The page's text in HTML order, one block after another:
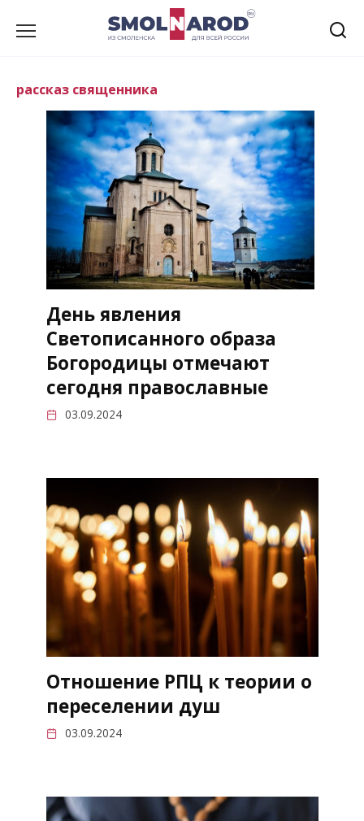
рассказ священника
День явления
Светописанного образа
Богородицы отмечают
сегодня православные
03.09.2024
Отношение РПЦ к теории о
переселении душ
03.09.2024